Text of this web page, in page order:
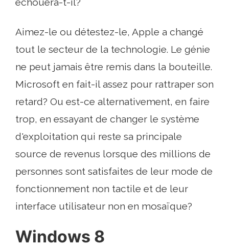
Aimez-le ou détestez-le, Apple a changé
tout le secteur de la technologie. Le génie
ne peut jamais être remis dans la bouteille.
Microsoft en fait-il assez pour rattraper son
retard? Ou est-ce alternativement, en faire
trop, en essayant de changer le système
d'exploitation qui reste sa principale
source de revenus lorsque des millions de
personnes sont satisfaites de leur mode de
fonctionnement non tactile et de leur
interface utilisateur non en mosaïque?
Windows 8